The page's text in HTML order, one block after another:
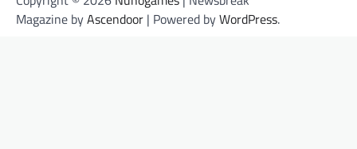
Magazine byAscendoor | Powered byWordPress.